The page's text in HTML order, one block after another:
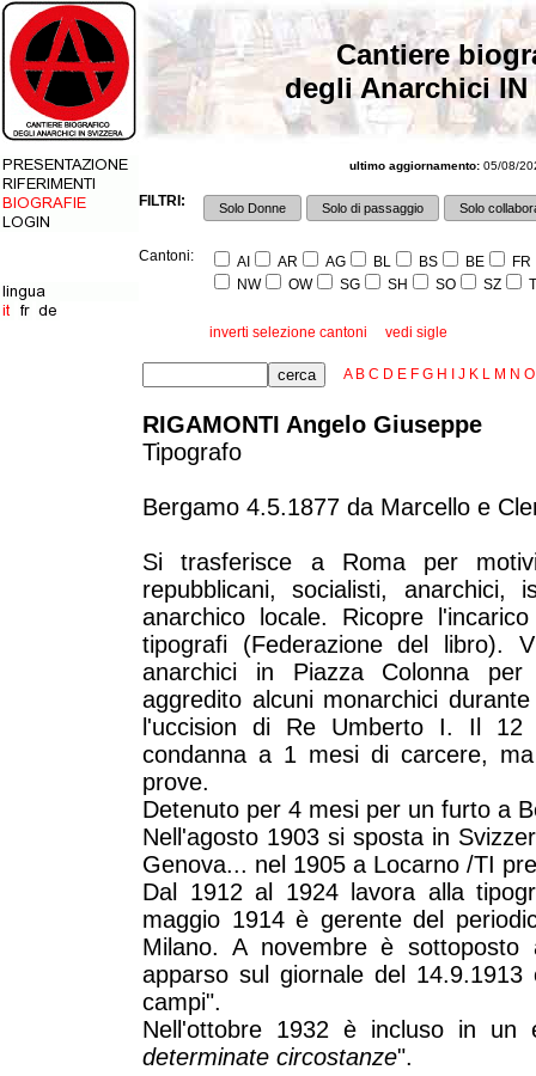
Cantiere
degli Anarchici IN
ultimo aggiornamento: 05/08/
FILTRI: Solo Donne Solo di passaggio Solo
Cantoni: AI AR AG BL BS BE
FR
NW
OW SG SH SO SZ
inverti selezione cantoni vedi sigle
A B C D E F G H J K L M N O
RIGAMONTI Angelo Giuseppe
Tipografo
Bergamo 4.5.1877 da Marcello e
Si trasferisce a Roma per
repubblicani, socialisti, anarchici,
anarchico locale. Ricopre
tipografi (Federazione del libro).
anarchici in Piazza Colonna
aggredito alcuni monarchici
l'uccision di Re Umberto I. Il
condanna a 1 mesi di carcere,
prove.
Detenuto per 4 mesi per un furto a
Nell'agosto 1903 si sposta in
Genova... nel 1905 a Locarno /TI
Dal 1912 al 1924 lavora alla
maggio 1914 è gerente del
Milano. A novembre è
apparso sul giornale del
campi".
Nell'ottobre 1932 è incluso in
determinate circostanze".